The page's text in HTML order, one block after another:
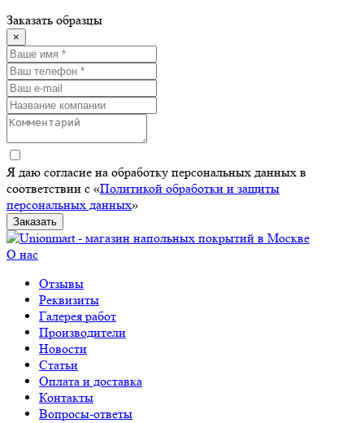
Заказать образцы
×
Я даю согласие на обработку персональных данных в
соответствии с «Политикой обработки и защиты
персональных данных»
Заказать
О нас
Отзывы
Реквизиты
Галерея работ
Производители
Новости
Статьи
Оплата и доставка
Контакты
Вопросы-ответы